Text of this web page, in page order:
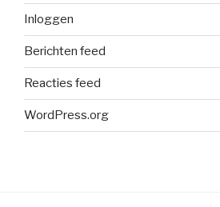
Inloggen
Berichten feed
Reacties feed
WordPress.org